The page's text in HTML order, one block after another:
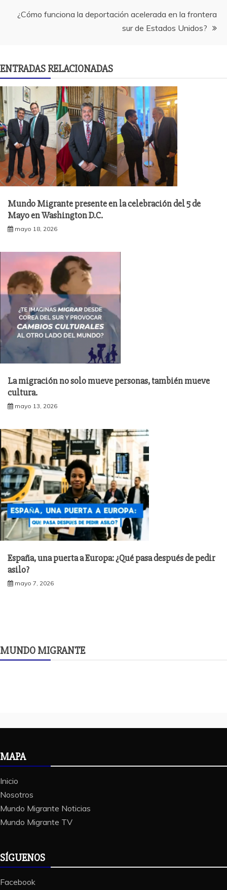
entradas
¿Cómo funciona la deportación acelerada en la frontera
sur de Estados Unidos?
ENTRADAS RELACIONADAS
Mundo Migrante presente en la celebración del 5 de
Mayo en Washington D.C.
mayo 18, 2026
La migración no solo mueve personas, también mueve
cultura.
mayo 13, 2026
España, una puerta a Europa: ¿Qué pasa después de pedir
asilo?
mayo 7, 2026
MUNDO MIGRANTE
MAPA
Inicio
Nosotros
Mundo Migrante Noticias
Mundo Migrante TV
SÍGUENOS
Facebook